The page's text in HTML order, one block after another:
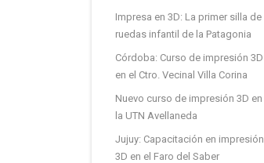
Impresa en 3D: La primer silla de
ruedas infantil de la Patagonia
Córdoba: Curso de impresión 3D
en el Ctro. Vecinal Villa Corina
Nuevo curso de impresión 3D en
la UTN Avellaneda
Jujuy: Capacitación en impresión
3D en el Faro del Saber